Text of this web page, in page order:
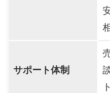
サポート体制